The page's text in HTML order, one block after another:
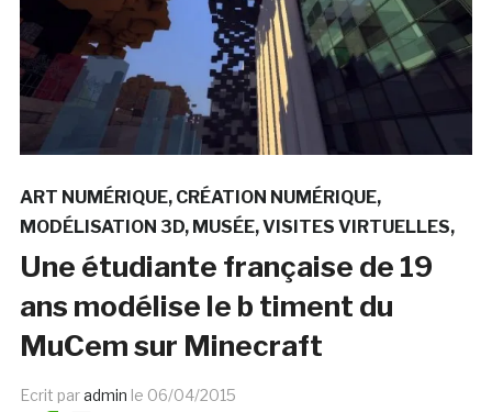
ART NUMÉRIQUE CRÉATION NUMÉRIQUE
MODÉLISATION 3D MUSÉE VISITES VIRTUELLES
Une étudiante française de 19
ans modélise le b timent du
MuCem sur Minecraft
Ecrit paradmin le 06/04/2015